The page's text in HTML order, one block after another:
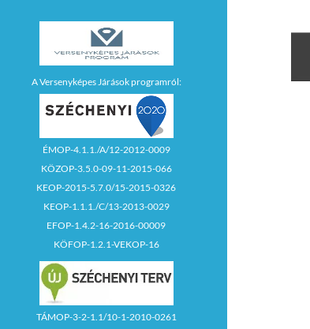
A Versenyképes Járások programról:
ÉMOP-4.1.1./A/12-2012-0009
KÖZOP-3.5.0-09-11-2015-066
KEOP-2015-5.7.0/15-2015-0326
KEOP-1.1.1./C/13-2013-0029
EFOP-1.4.2-16-2016-00009
KÖFOP-1.2.1-VEKOP-16
TÁMOP-3-2-1.1/10-1-2010-0261